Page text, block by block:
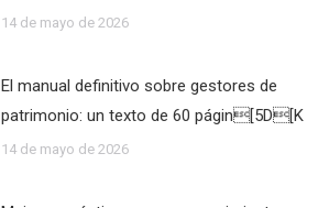
14 de mayo de 2026
El manual definitivo sobre gestores de
patrimonio: un texto de 60 págin[5D[K
14 de mayo de 2026